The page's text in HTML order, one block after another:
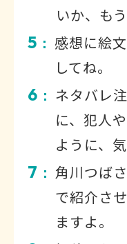
いか、も
5 ： 感想に絵
してね。
6 ： ネタバレ
に、犯人
ように、
7 ： 角川つば
で紹介さ
ますよ。